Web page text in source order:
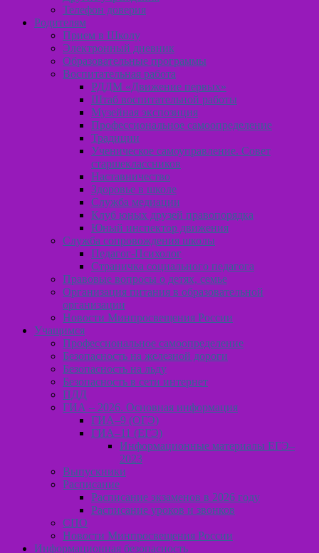
Телефон доверия
Родителям
Прием в Школу
Электронный дневник
Образовательные программы
Воспитательная работа
РДДМ «Движение первых»
Штаб воспитательной работы
Музейная экспозиция
Профессиональное самоопределение
Традиции
Ученическое самоуправление. Совет
старшеклассников
Наставничество
Здоровье в школе
Служба медиации
Клуб юных друзей правопорядка
Юный инспектор движения
Служба сопровождения школы
Педагог-Психолог
Страничка социального педагога
Правовые вопросы о детях, семье
Организация питания в образовательной
организации
Новости Минпросвещения России
Учащимся
Профессиональное самоопределение
Безопасность на железной дороги
Безопасность на льду
Безопасность в сети интернет
ПДД
ГИА – 2026. Основная информация
ГИА–9 (ОГЭ)
ГИА–11 (ЕГЭ)
Информационные материалы ЕГЭ–
2023
Выпускники
Расписание
Расписание экзаменов в 2026 году
Расписание уроков и звонков
СПО
Новости Минпросвещения России
Информационная безопасность